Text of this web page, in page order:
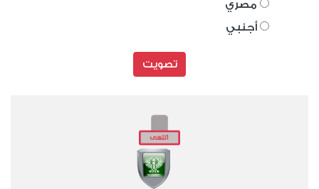
مصري
أجنبي
تصويت